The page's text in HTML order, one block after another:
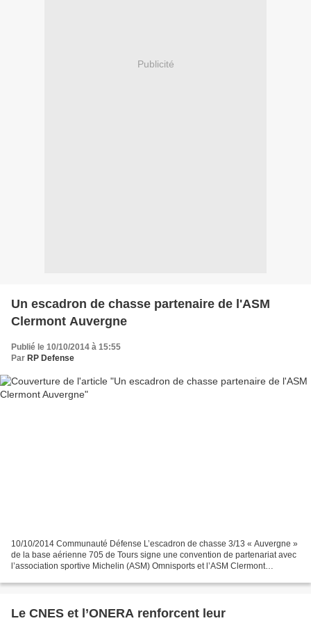
Publicité
Un escadron de chasse partenaire de l'ASM
Clermont Auvergne
Publié le 10/10/2014 à 15:55
Par RP Defense
10/10/2014 Communauté Défense L’escadron de chasse 3/13 « Auvergne »
de la base aérienne 705 de Tours signe une convention de partenariat avec
l’association sportive Michelin (ASM) Omnisports et l’ASM Clermont
Le CNES et l’ONERA renforcent leur